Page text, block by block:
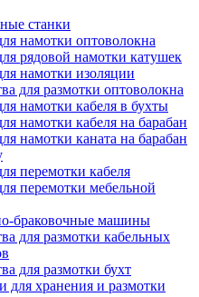
станки
намотки оптоволокна
рядовой намотки катушек
намотки изоляции
для размотки оптоволокна
намотки кабеля в бухты
намотки кабеля на барабан
намотки каната на барабан
перемотки кабеля
перемотки мебельной
браковочные машины
для размотки кабельных
для размотки бухт
для хранения и размотки